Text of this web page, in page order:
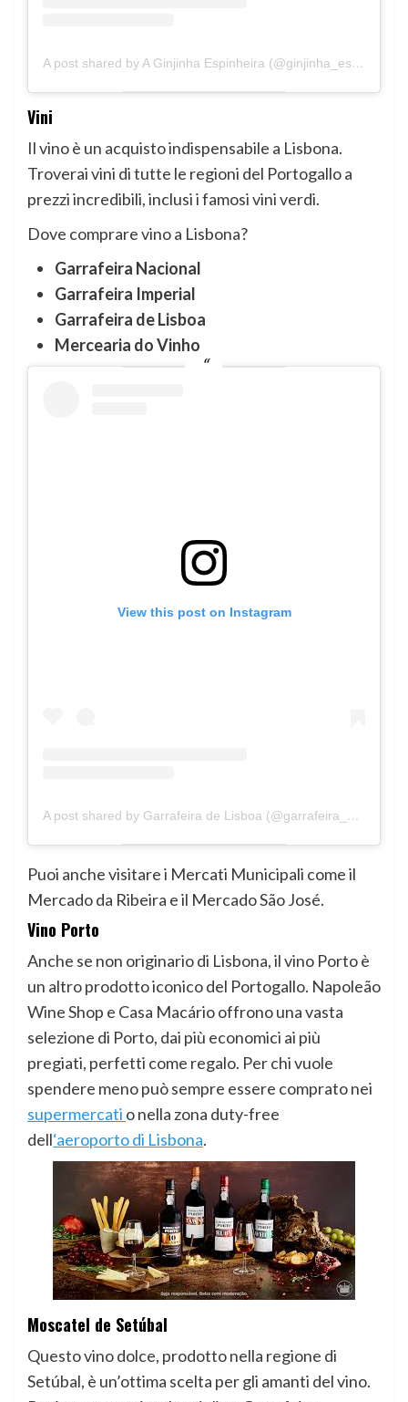
A post shared by A Ginjinha Espinheira (@ginjinha_espinheira)
Vini
Il vino è un acquisto indispensabile a Lisbona.
Troverai vini di tutte le regioni del Portogallo a
prezzi incredibili, inclusi i famosi vini verdi.
Dove comprare vino a Lisbona?
Garrafeira Nacional
Garrafeira Imperial
Garrafeira de Lisboa
Mercearia do Vinho
View this post on Instagram
A post shared by Garrafeira de Lisboa (@garrafeira_de_lisboa)
Puoi anche visitare i Mercati Municipali come il
Mercado da Ribeira e il Mercado São José.
Vino Porto
Anche se non originario di Lisbona, il vino Porto è
un altro prodotto iconico del Portogallo. Napoleão
Wine Shop e Casa Macário offrono una vasta
selezione di Porto, dai più economici ai più
pregiati, perfetti come regalo. Per chi vuole
spendere meno può sempre essere comprato nei
supermercati o nella zona duty-free
dell‘aeroporto di Lisbona.
Moscatel de Setúbal
Questo vino dolce, prodotto nella regione di
Setúbal, è un’ottima scelta per gli amanti del vino.